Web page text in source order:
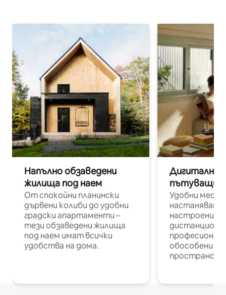
Напълно обзаведени
жилища под наем
От спокойни планински
дървени колиби до удобни
градски апартаменти –
тези обзаведени жилища
под наем имат всички
удобства на дома.
Дигитални
пътуващи
Удобни
настаняване
настроени и
обособени